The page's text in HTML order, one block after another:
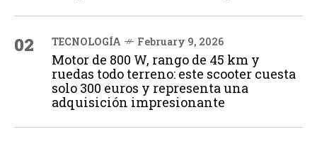
02 TECNOLOGÍA February 9, 2026
Motor de 800 W, rango de 45 km y
ruedas todo terreno: este scooter cuesta
solo 300 euros y representa una
adquisición impresionante